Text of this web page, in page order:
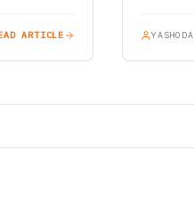
ARTICLE YASHODA